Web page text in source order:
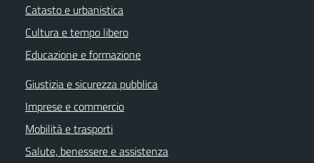
Catasto e urbanistica
Cultura e tempo libero
Educazione e formazione
Giustizia e sicurezza pubblica
Imprese e commercio
Mobilità e trasporti
Salute, benessere e assistenza